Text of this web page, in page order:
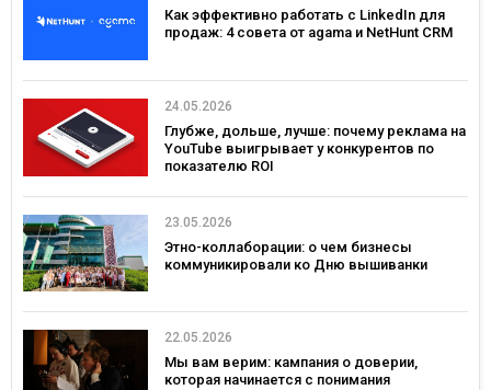
Как эффективно работать с LinkedIn для
продаж: 4 совета от agama и NetHunt CRM
24.05.2026
Глубже, дольше, лучше: почему реклама на
YouTube выигрывает у конкурентов по
показателю ROI
23.05.2026
Этно-коллаборации: о чем бизнесы
коммуникировали ко Дню вышиванки
22.05.2026
Мы вам верим: кампания о доверии,
которая начинается с понимания